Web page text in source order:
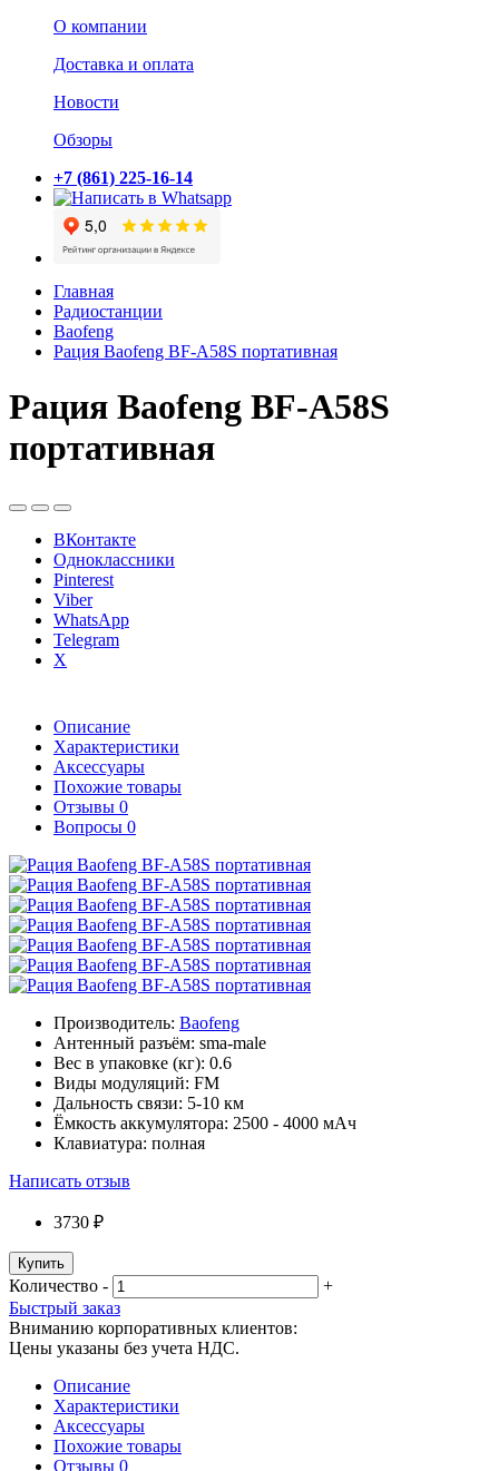
О компании
Доставка и оплата
Новости
Обзоры
+7 (861) 225-16-14
Главная
Радиостанции
Baofeng
Рация Baofeng BF-A58S портативная
Рация Baofeng BF-A58S
портативная
ВКонтакте
Одноклассники
Pinterest
Viber
WhatsApp
Telegram
X
Описание
Характеристики
Аксессуары
Похожие товары
Отзывы 0
Вопросы 0
Производитель: Baofeng
Антенный разъём: sma-male
Вес в упаковке (кг): 0.6
Виды модуляций: FM
Дальность связи: 5-10 км
Ёмкость аккумулятора: 2500 - 4000 мАч
Клавиатура: полная
Написать отзыв
3730 ₽
Купить
Количество -
+
Быстрый заказ
Вниманию корпоративных клиентов:
Цены указаны без учета НДС.
Описание
Характеристики
Аксессуары
Похожие товары
Отзывы 0